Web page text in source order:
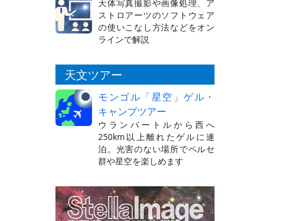
天体写真撮影や画像処理、ア
ストロアーツのソフトウェア
の使いこなし方法などをオン
ラインで解説
天文ツアー
モンゴル「星空」ゲル・
キャンプツアー
ウランバートルから西へ
250km以上離れたゲルに連
泊。光害のない場所でペルセ
群や星空を楽しめます